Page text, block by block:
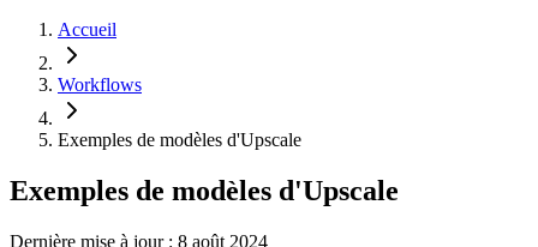
Accueil
Workflows
Exemples de modèles d'Upscale
Exemples de modèles d'Upscale
Dernière mise à jour : 8 août 2024